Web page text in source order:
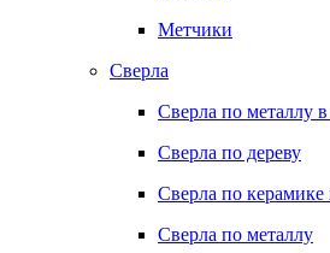
Метчики
Сверла
Сверла по металлу
Сверла по дереву
Сверла по керамике
Сверла по металлу